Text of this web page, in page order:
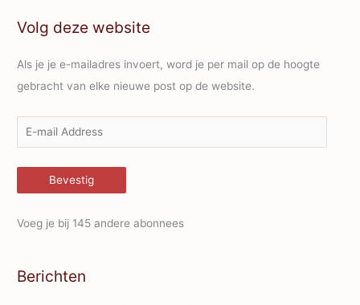
Volg deze website
Als je je e-mailadres invoert, word je per mail op de hoogte
gebracht van elke nieuwe post op de website.
-
m
a
d
Bevestig
Voeg je bij 145 andere abonnees
Berichten